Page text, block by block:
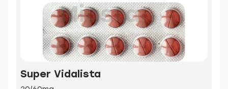
Super Vidalista